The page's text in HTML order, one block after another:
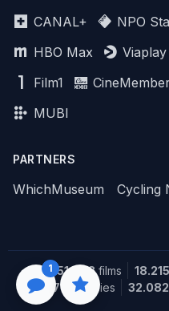
1
CANAL+ NPO
HBO Max
Viaplay
Film1
MUBI
PARTNERS
WhichMuseum Cycling
151.643films 18.215
1.387recensies 32.082